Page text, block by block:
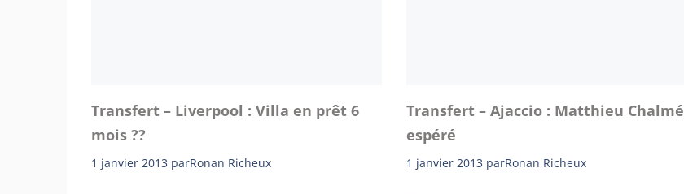
Transfert – Liverpool : Villa en prêt 6
mois ??
1 janvier 2013 parRonan Richeux
Transfert – Ajaccio : Matthieu Chalmé
espéré
1 janvier 2013 parRonan Richeux